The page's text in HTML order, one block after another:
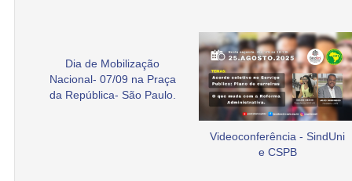
Dia de Mobilização
Nacional- 07/09 na Praça
da República- São Paulo.
Videoconferência - SindUni
e CSPB